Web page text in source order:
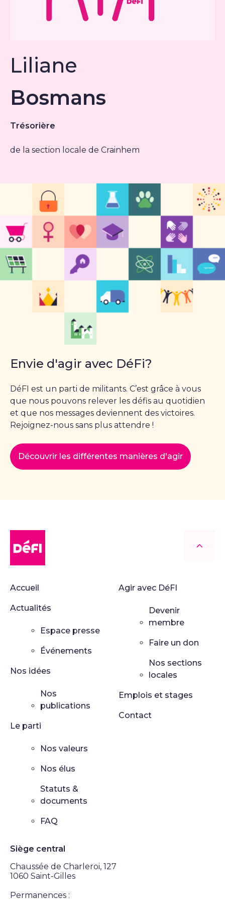
Liliane
Bosmans
Trésorière
de la section locale de Crainhem
Envie d'agir avec DéFi?
DéFI est un parti de militants. C’est grâce à vous
que nous pouvons relever les défis au quotidien
et que nos messages deviennent des victoires.
Rejoignez-nous sans plus attendre !
Découvrir les différentes manières d'agir
Accueil
Actualités
Espace presse
Événements
Nos idées
Nos
publications
Le parti
Nos valeurs
Nos élus
Statuts &
documents
FAQ
Agir avec DéFI
Devenir
membre
Faire un don
Nos sections
locales
Emplois et stages
Contact
Siège central
Chaussée de Charleroi, 127
1060 Saint-Gilles
Permanences :